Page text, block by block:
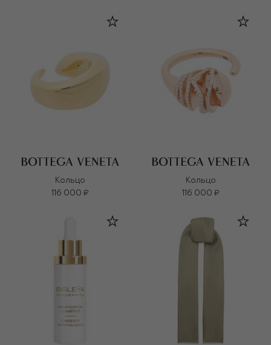
Кольцо
116 000 ₽
Кольцо
116 000 ₽